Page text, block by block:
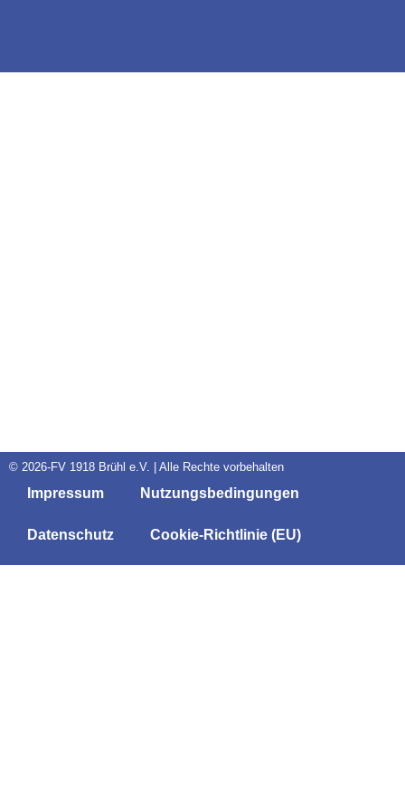
© 2026-FV 1918 Brühl e.V. | Alle Rechte vorbehalten
Impressum Nutzungsbedingungen
Datenschutz Cookie-Richtlinie (EU)